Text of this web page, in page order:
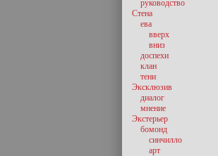
руководство
Стена
ева
вверх
вниз
доспехи
клан
тени
Эксклюзив
диалог
мнение
Экстерьер
бомонд
синчилло
арт